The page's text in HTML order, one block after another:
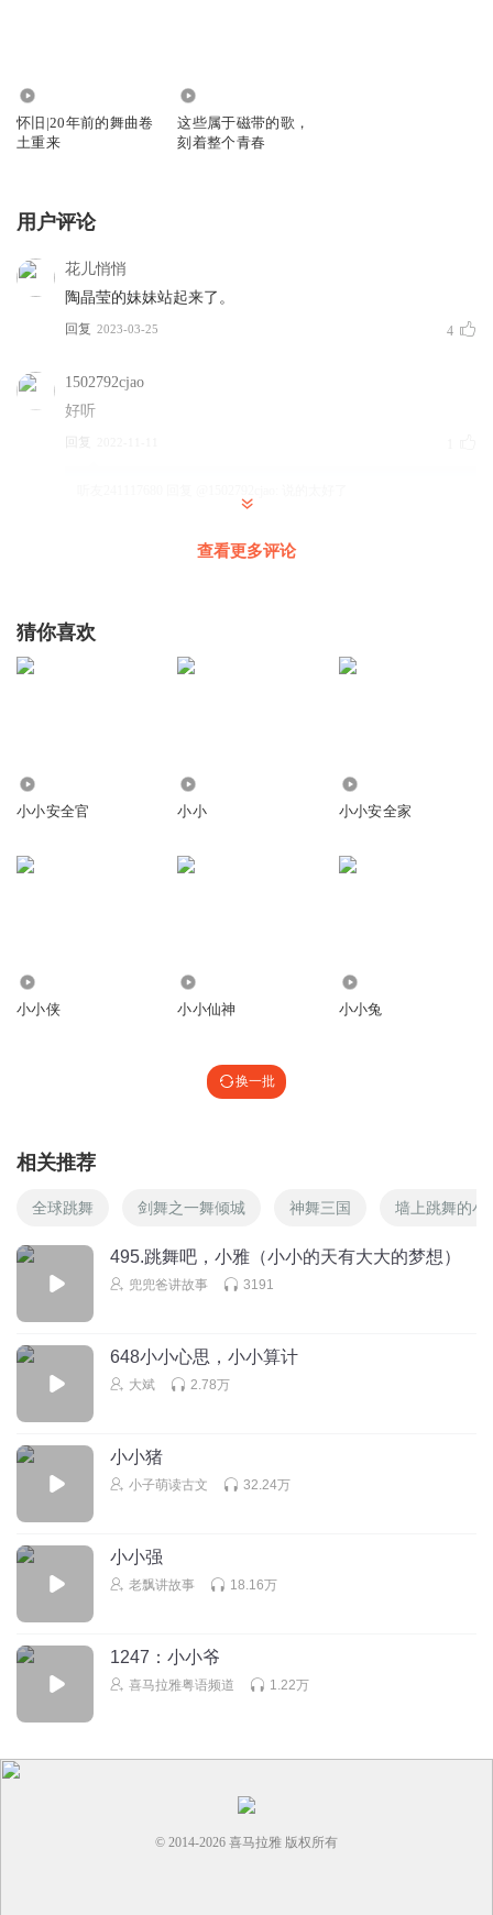
怀旧|20年前的舞曲卷
土重来
这些属于磁带的歌，
刻着整个青春
用户评论
花儿悄悄
陶晶莹的妹妹站起来了。
回复 2023-03-25 4
1502792cjao
好听
回复
查看更多评论
猜你喜欢
小小安全官 小小 小小安全家
小小侠 小小仙神 小小兔
换一批
相关推荐
全球跳舞 剑舞之一舞倾城 神舞三国 墙上跳舞的小
495.跳舞吧，小雅（小小的天有大大的梦想）
兜兜爸讲故事 3191
648小小心思，小小算计
大斌 2.78万
小小猪
小子萌读古文 32.24万
小小强
老飘讲故事 18.16万
1247：小小爷
喜马拉雅粤语频道 1.22万
© 2014-2026 喜马拉雅 版权所有